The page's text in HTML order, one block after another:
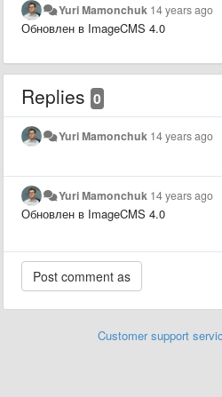
Yuri Mamonchuk 14 years ago
Обновлен в ImageCMS 4.0
Replies 0
Yuri Mamonchuk 14 years ago
Yuri Mamonchuk 14 years ago
Обновлен в ImageCMS 4.0
Customer support